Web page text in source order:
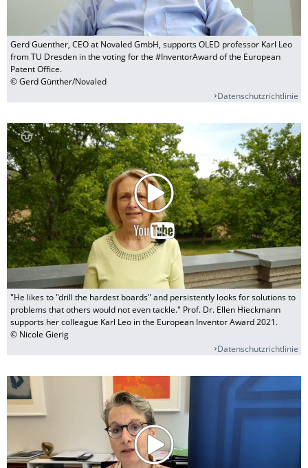
Gerd Guenther, CEO at Novaled GmbH, supports OLED professor Karl Leo
from TU Dresden in the voting for the #InventorAward of the European
Patent Office.
© Gerd Günther/Novaled
Datenschutzrichtlinie
"He likes to "drill the hardest boards" and persistently looks for solutions to
problems that others would not even tackle." Prof. Dr. Ellen Hieckmann
supports her colleague Karl Leo in the European Inventor Award 2021.
© Nicole Gierig
Datenschutzrichtlinie